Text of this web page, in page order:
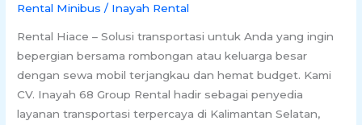
Rental Minibus / Inayah Rental
Rental Hiace – Solusi transportasi untuk Anda yang ingin
bepergian bersama rombongan atau keluarga besar
dengan sewa mobil terjangkau dan hemat budget. Kami
CV. Inayah 68 Group Rental hadir sebagai penyedia
layanan transportasi terpercaya di Kalimantan Selatan,